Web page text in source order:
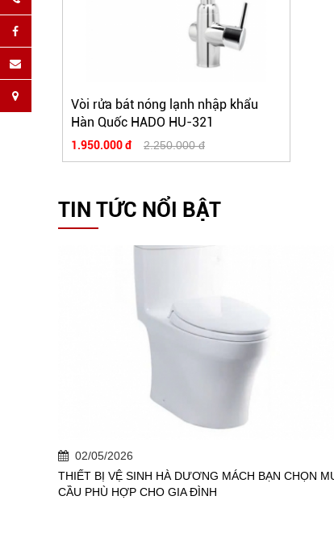
Vòi rửa bát nóng lạnh nhập khẩu
Hàn Quốc HADO HU-321
1.950.000 đ 2.250.000 đ
TIN TỨC NỔI BẬT
02/05/2026
THIẾT BỊ VỆ SINH HÀ DƯƠNG MÁCH BẠN CHỌN
CẦU PHÙ HỢP CHO GIA ĐÌNH